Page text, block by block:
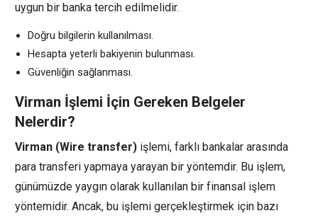
uygun bir banka tercih edilmelidir.
Doğru bilgilerin kullanılması.
Hesapta yeterli bakiyenin bulunması.
Güvenliğin sağlanması.
Virman İşlemi İçin Gereken Belgeler
Nelerdir?
Virman (Wire transfer) işlemi, farklı bankalar arasında
para transferi yapmaya yarayan bir yöntemdir. Bu işlem,
günümüzde yaygın olarak kullanılan bir finansal işlem
yöntemidir. Ancak, bu işlemi gerçekleştirmek için bazı